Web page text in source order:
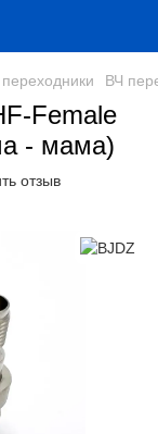
ВЧ
Female
- мама)
отзыв